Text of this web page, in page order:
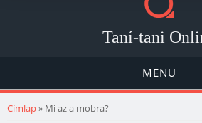
Taní-tani
MENU
Jelenlegi hely
Címlap» Mi az a mobra?